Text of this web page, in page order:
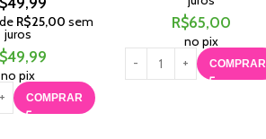
R$25,00 sem
juros
49,99
no pix
COMPRAR
R$65,00
no pix
COMPRAR